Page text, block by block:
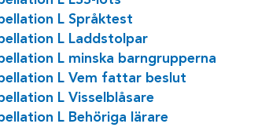
L Språktest
L Laddstolpar
L minska barngrupperna
L Vem fattar beslut
L Visselblåsare
L Behöriga lärare